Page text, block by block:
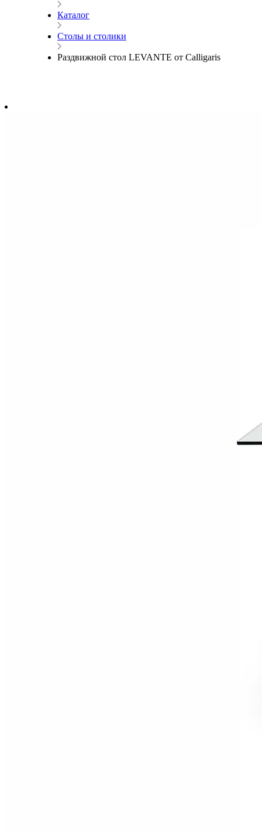
Каталог
Столы и столики
Раздвижной стол LEVANTE от Calligaris